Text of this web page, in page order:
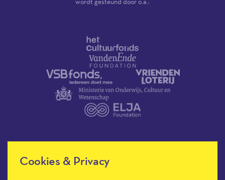
Cookies & PrivacyMéér Muziek in de Klas heeft de
culturele ANBI-status en is een